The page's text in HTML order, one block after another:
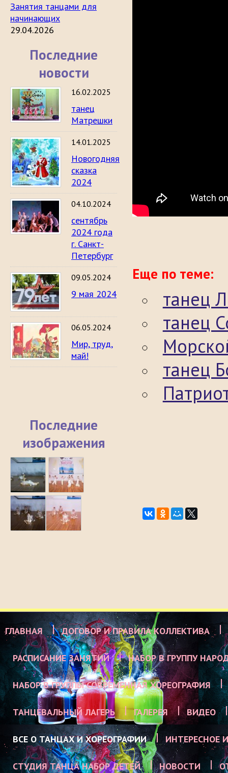
Занятия танцами для
начинающих
29.04.2026
Последние
новости
16.02.2025
танец
Матрешки
14.01.2025
Новогодняя
сказка
2024
04.10.2024
сентябрь
2024 года
г. Санкт-
Петербург
09.05.2024
9 мая 2024
06.05.2024
Мир, труд,
май!
Последние
изображения
Еще по теме:
танец
танец
танец
ГЛАВНАЯ ДОГОВОР И ПРАВИЛА КОЛЛЕКТИВА
РАСПИСАНИЕ ЗАНЯТИЙ НАБОР В ГРУППУ
НАБОР В ГРУППЫ СОВРЕМЕННАЯ ХОРЕОГРАФИЯ
ТАНЦЕВАЛЬНЫЙ ЛАГЕРЬ ГАЛЕРЕЯ ВИДЕО
ВСЕ О ТАНЦАХ И ХОРЕОГРАФИИ ИНТЕРЕСНОЕ
СТУДИЯ ТАНЦА НАБОР ДЕТЕЙ НОВОСТИ